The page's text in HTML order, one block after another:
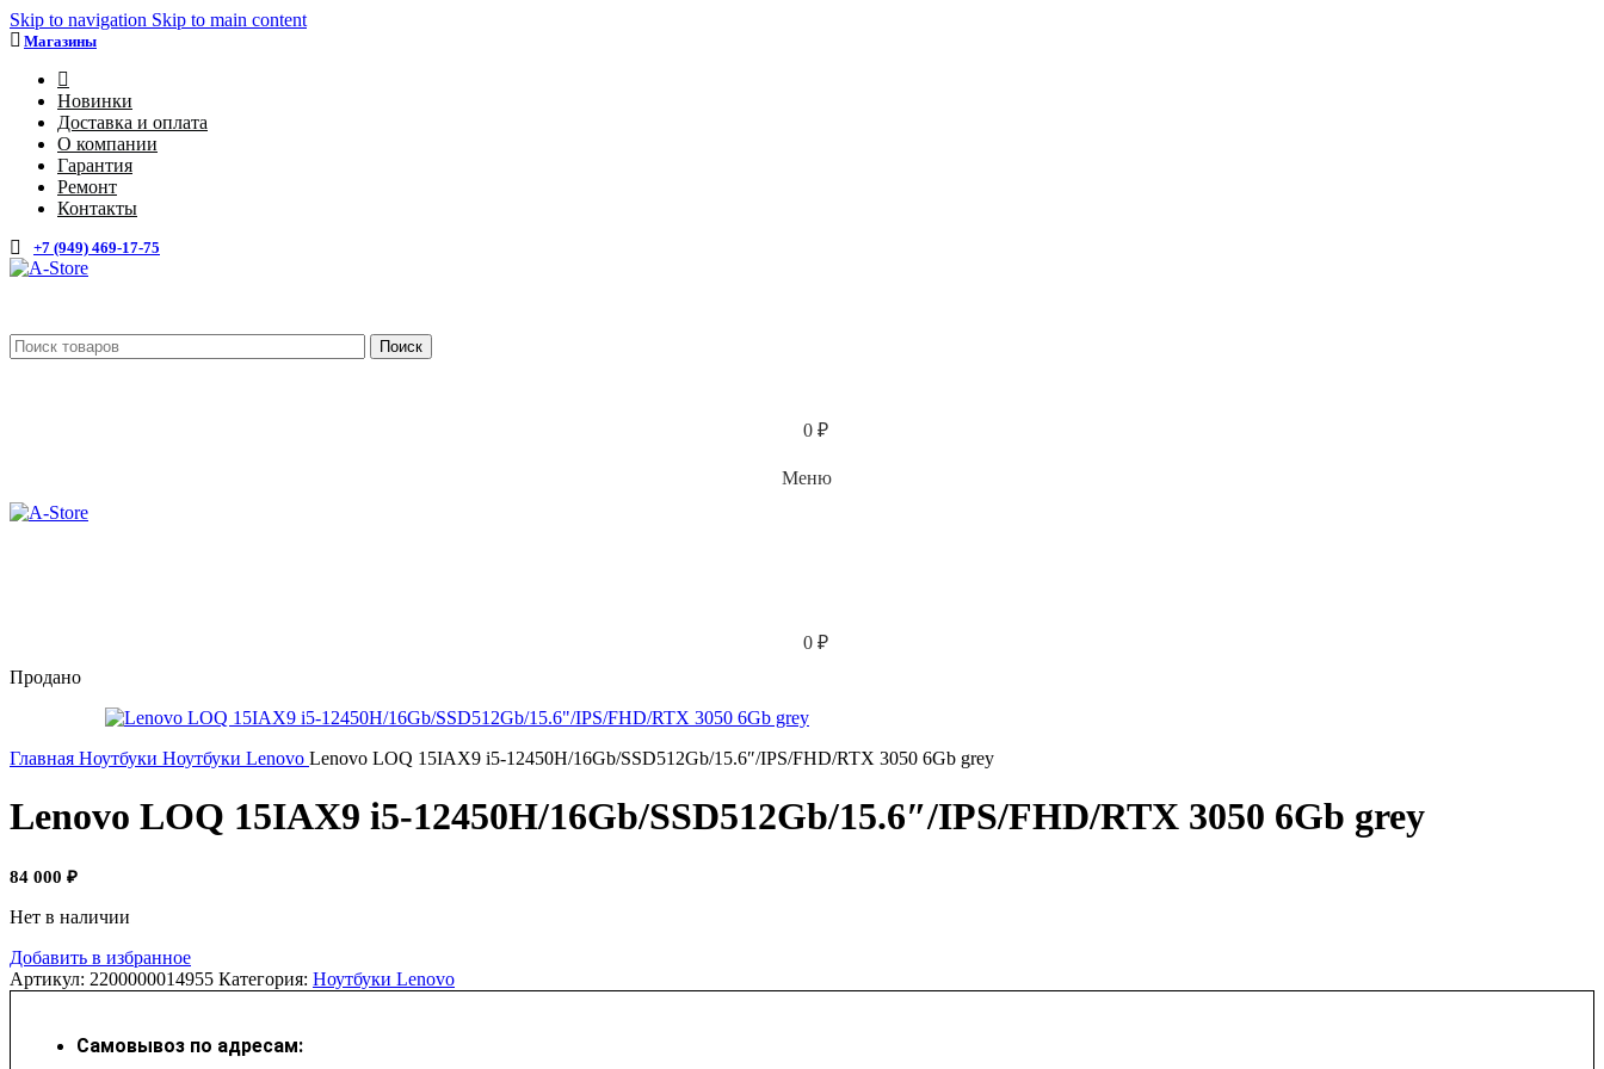
Skip to navigation Skip to main content
Магазины
Новинки
Доставка и оплата
О компании
Гарантия
Ремонт
Контакты
+7 (949) 469-17-75
Поиск
0 ₽
Меню
0 ₽
Продано
Главная Ноутбуки Ноутбуки Lenovo Lenovo LOQ 15IAX9 i5-12450H/16Gb/SSD512Gb/15.6″/IPS/FHD/RTX 3050 6Gb grey
Lenovo LOQ 15IAX9 i5-12450H/16Gb/SSD512Gb/15.6″/IPS/FHD/RTX 3050 6Gb grey
84 000 ₽
Нет в наличии
Добавить в избранное
Артикул: 2200000014955 Категория: Ноутбуки Lenovo
Самовывоз по адресам: